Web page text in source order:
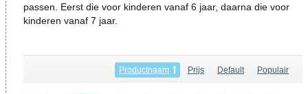
passen. Eerst die voor kinderen vanaf 6 jaar, daarna die voor
kinderen vanaf 7 jaar.
Productnaam Prijs Default Populair